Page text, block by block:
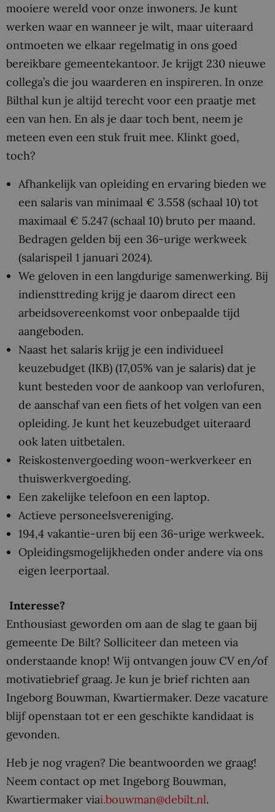
mooiere wereld voor onze inwoners. Je kunt
werken waar en wanneer je wilt, maar uiteraard
ontmoeten we elkaar regelmatig in ons goed
bereikbare gemeentekantoor. Je krijgt 230 nieuwe
collega’s die jou waarderen en inspireren. In onze
Bilthal kun je altijd terecht voor een praatje met
een van hen. En als je daar toch bent, neem je
meteen even een stuk fruit mee. Klinkt goed,
toch?
Afhankelijk van opleiding en ervaring bieden we
een salaris van minimaal € 3.558 (schaal 10) tot
maximaal € 5.247 (schaal 10) bruto per maand.
Bedragen gelden bij een 36-urige werkweek
(salarispeil 1 januari 2024).
We geloven in een langdurige samenwerking. Bij
indiensttreding krijg je daarom direct een
arbeidsovereenkomst voor onbepaalde tijd
aangeboden.
Naast het salaris krijg je een individueel
keuzebudget (IKB) (17,05% van je salaris) dat je
kunt besteden voor de aankoop van verlofuren,
de aanschaf van een fiets of het volgen van een
opleiding. Je kunt het keuzebudget uiteraard
ook laten uitbetalen.
Reiskostenvergoeding woon-werkverkeer en
thuiswerkvergoeding.
Een zakelijke telefoon en een laptop.
Actieve personeelsvereniging.
194,4 vakantie-uren bij een 36-urige werkweek.
Opleidingsmogelijkheden onder andere via ons
eigen leerportaal.
Interesse?
Enthousiast geworden om aan de slag te gaan bij
gemeente De Bilt? Solliciteer dan meteen via
onderstaande knop! Wij ontvangen jouw CV en/of
motivatiebrief graag. Je kun je brief richten aan
Ingeborg Bouwman, Kwartiermaker. Deze vacature
blijf openstaan tot er een geschikte kandidaat is
gevonden.
Heb je nog vragen? Die beantwoorden we graag!
Neem contact op met Ingeborg Bouwman,
Kwartiermaker viai.bouwman@debilt.nl.